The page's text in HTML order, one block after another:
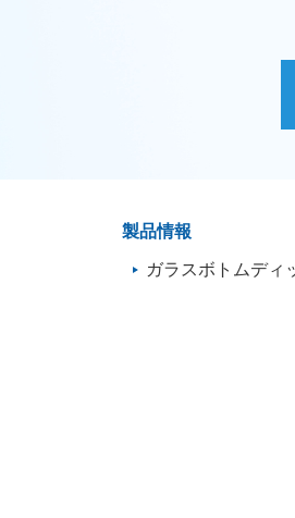
製品情報
ガラスボトムディ